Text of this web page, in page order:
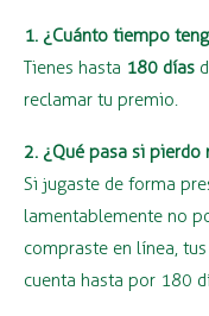
1. ¿Cuánto tiempo
Tienes hasta 180 días
reclamar tu premio.
2. ¿Qué pasa si
Si jugaste de forma
lamentablemente no
compraste en línea,
cuenta hasta por 180